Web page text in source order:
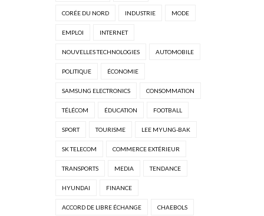
CORÉE DU NORD INDUSTRIE MODE
EMPLOI INTERNET
NOUVELLES TECHNOLOGIES AUTOMOBILE
POLITIQUE ÉCONOMIE
SAMSUNG ELECTRONICS CONSOMMATION
TÉLÉCOM ÉDUCATION FOOTBALL
SPORT TOURISME LEE MYUNG-BAK
SK TELECOM COMMERCE EXTÉRIEUR
TRANSPORTS MEDIA TENDANCE
HYUNDAI FINANCE
ACCORD DE LIBRE ÉCHANGE CHAEBOLS